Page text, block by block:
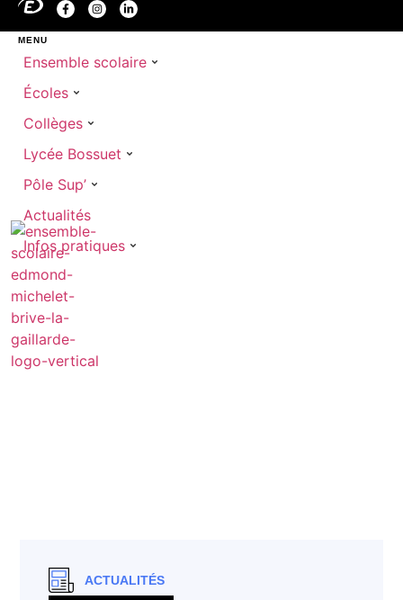
MENU
Ensemble scolaire
Écoles
Collèges
Lycée Bossuet
Pôle Sup’
Actualités
Infos pratiques
ACTUALITÉS